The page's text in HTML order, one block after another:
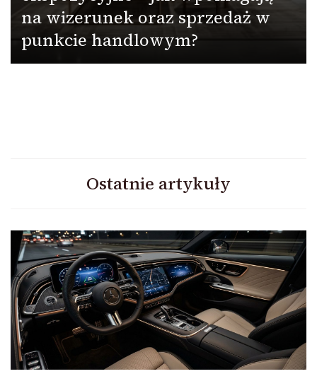
na wizerunek oraz sprzedaż w
punkcie handlowym?
Ostatnie artykuły